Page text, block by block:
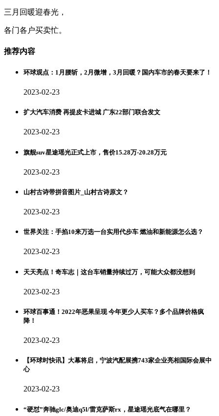
三月回暖迎春光，
各门各户买卖忙。
推荐内容
环球观点：1月腰斩，2月微增，3月回暖？国内车市的春天要来了！
2023-02-23
扩大汽车消费 再提皮卡进城 广东22部门联合发文
2023-02-23
旗舰suv星途瑶光正式上市，售价15.28万-20.28万元
2023-02-23
山村古诗带拼音图片_山村古诗原文？
2023-02-23
世界关注：手掐10来万选一台实用代步车 燃油和新能源怎么选？
2023-02-23
天天亮点！奇车志｜这台车销量持续过万，可能大众都没想到
2023-02-23
环球百事通！2022年恶果呈现 今年更少人买车？多个品牌价格疯
降！
2023-02-23
【环球时快讯】大幕将启，宁波汽配展携743家企业亮相国际会展中
心
2023-02-23
“硬怼”奔驰glc/奥迪q5l/雷克萨斯rx，星途瑶光底气在哪里？